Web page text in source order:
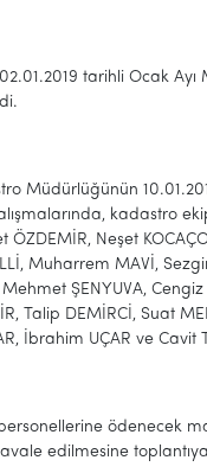
tarihli Ocak
Müdürlüğünün
kadastro
ÖZDEMİR, Neşet
Muharrem MAVİ,
ŞENYUVA,
Talip DEMİRCİ, Suat
İbrahim UÇAR ve
ödenecek
edilmesine